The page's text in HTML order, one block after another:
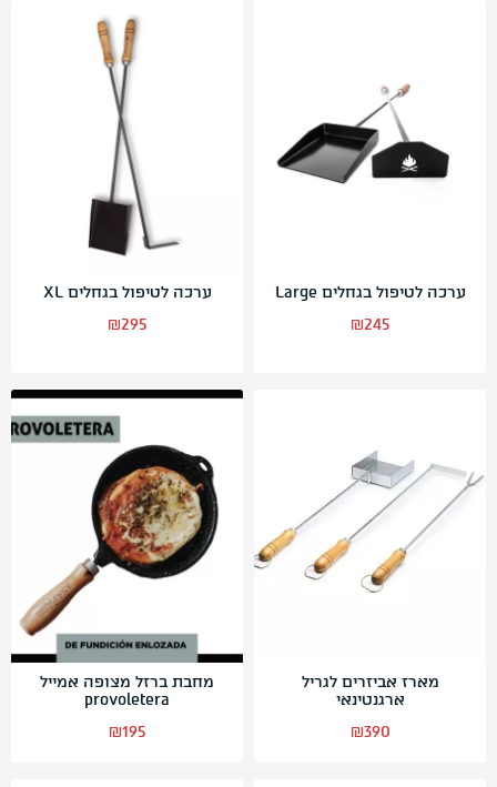
ערכה לטיפול בגחלים Large
₪245
ערכה לטיפול בגחלים XL
₪295
מארז אביזרים לגריל
ארגנטינאי
₪390
מחבת ברזל מצופה אמייל
provoletera
₪195